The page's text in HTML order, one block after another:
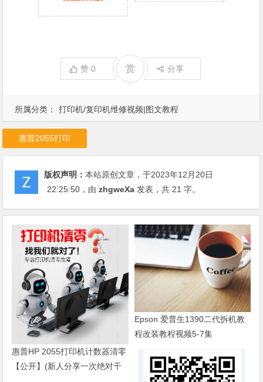
所属分类： 打印机/复印机维修视频|图文教程
赞0 赏 分享
惠普2055打印
版权声明：本站原创文章，于2023年12月20日
22:25:50 ，由zhgweXa 发表，共 21 字。
惠普HP 2055打印机计数器清零
【公开】(新人分享一次绝对干
Epson 爱普生1390二代拆机教
程改装教程视频5-7集